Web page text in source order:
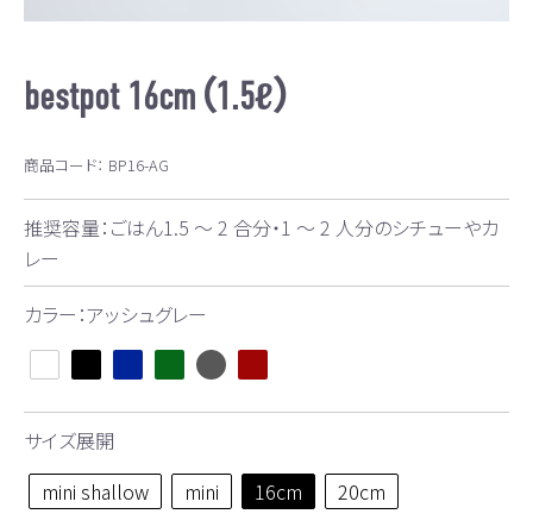
bestpot 16cm（1.5ℓ）
商品コード： BP16-AG
推奨容量：ごはん1.5 ～ 2 合分・1 ～ 2 人分のシチューやカ
レー
カラー：アッシュグレー
サイズ展開
mini shallow
mini 16cm
20cm